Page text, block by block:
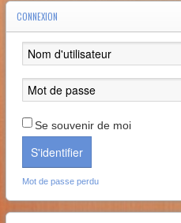
CONNEXION
Se souvenir de moi
S'identifier
Mot de passe perdu